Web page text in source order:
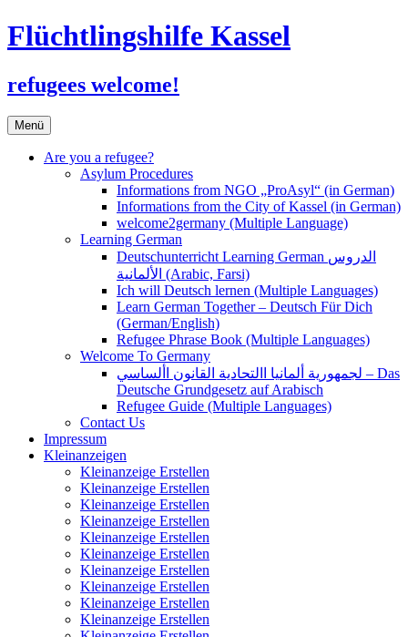
Flüchtlingshilfe Kassel
refugees welcome!
Menü Zum
Inhalt
springen
Are you a refugee?
Asylum Procedures
Informations from NGO „ProAsyl“ (in German)
Informations from the City of Kassel (in German)
welcome2germany (Multiple Language)
Learning German
Deutschunterricht Learning German الدروس
الألمانية (Arabic, Farsi)
Ich will Deutsch lernen (Multiple Languages)
Learn German Together – Deutsch Für Dich
(German/English)
Refugee Phrase Book (Multiple Languages)
Welcome To Germany
لجمهورية ألمانيا االتحادية القانون األساسي – Das
Deutsche Grundgesetz auf Arabisch
Refugee Guide (Multiple Languages)
Contact Us
Impressum
Kleinanzeigen
Kleinanzeige Erstellen
Kleinanzeige Erstellen
Kleinanzeige Erstellen
Kleinanzeige Erstellen
Kleinanzeige Erstellen
Kleinanzeige Erstellen
Kleinanzeige Erstellen
Kleinanzeige Erstellen
Kleinanzeige Erstellen
Kleinanzeige Erstellen